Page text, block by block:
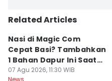
Related Articles
Nasi di Magic Com
Cepat Basi? Tambahkan
1 Bahan Dapur Ini Saat
Menanak, Awet 2 Hari
07 Agu 2026, 11:30 WIB
News